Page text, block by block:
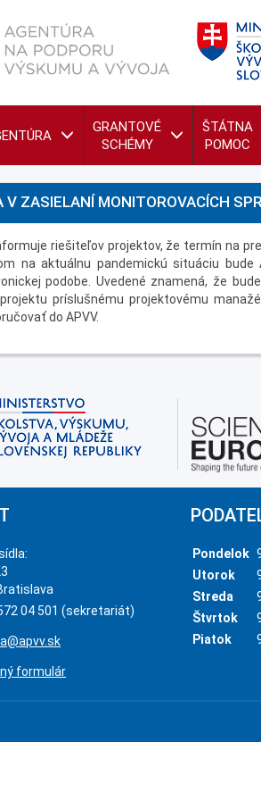
GRANTOVÉ
SCHÉMY
ŠTÁTNA
POMOC
V ZASIELANÍ MONITOROVACÍCH
riešiteľov projektov, že termín na
na aktuálnu pandemickú situáciu
podobe. Uvedené znamená, že
príslušnému projektovému
do APVV.
04 501 (sekretariát)
formulár
Pondelok
Utorok
Streda
Štvrtok
Piatok